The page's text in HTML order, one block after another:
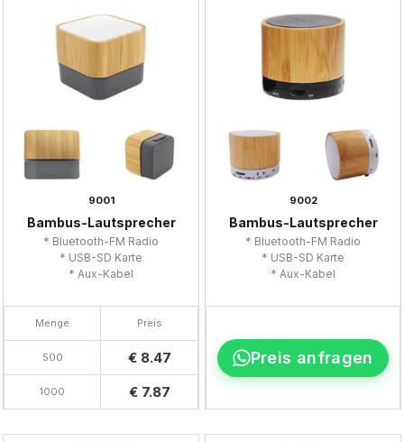
9001
Bambus-Lautsprecher
* Bluetooth-FM Radio
* USB-SD Karte
* Aux-Kabel
Menge Preis
500 € 8.47
1000 € 7.87
9002
Bambus-Lautsprecher
* Bluetooth-FM Radio
* USB-SD Karte
* Aux-Kabel
Preis anfragen